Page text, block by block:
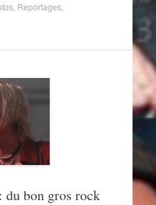
, Reportages,
du bon gros rock